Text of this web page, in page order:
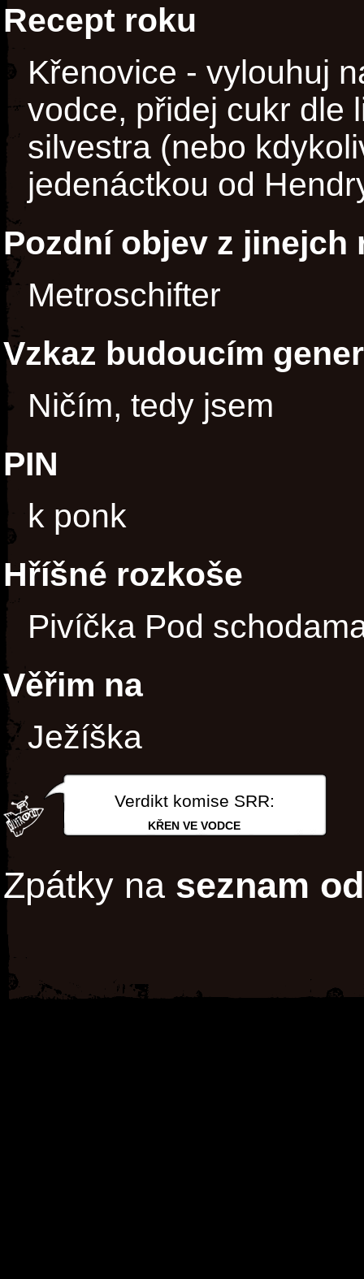
Recept roku
Křenovice - vylouhuj
vodce, přidej cukr dle
silvestra (nebo
jedenáctkou od
Pozdní objev z jinejch
Metroschifter
Vzkaz budoucím
Ničím, tedy jsem
PIN
k ponk
Hříšné rozkoše
Pivíčka Pod
Věřim na
Ježíška
Verdikt komise SRR:
KŘEN VE VODCE
Zpátky na seznam